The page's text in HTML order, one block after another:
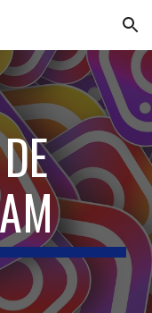
Skip to navigation